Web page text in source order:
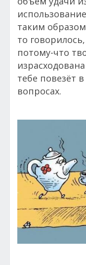
таким
то
потому-что
тебе повезёт
вопросах.